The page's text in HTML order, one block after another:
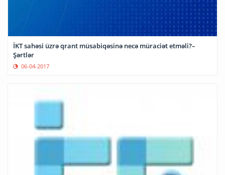
İKT sahəsi üzrə qrant müsabiqəsinə necə müraciət etməli?–
Şərtlər
06-04-2017